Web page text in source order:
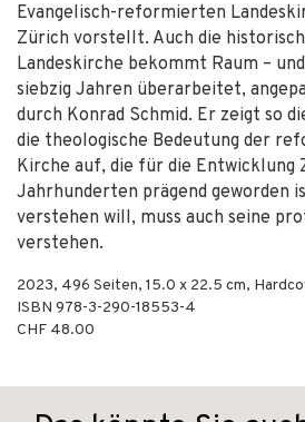
Evangelisch-reformierten
Zürich vorstellt. Auch die
Landeskirche bekommt Raum –
siebzig Jahren überarbeitet,
durch Konrad Schmid. Er zeigt so
die theologische Bedeutung der
Kirche auf, die für die Entwicklung
Jahrhunderten prägend geworden
verstehen will, muss auch seine
verstehen.
2023, 496 Seiten, 15.0 x 22.5 cm,
ISBN 978-3-290-18553-4
CHF 48.00